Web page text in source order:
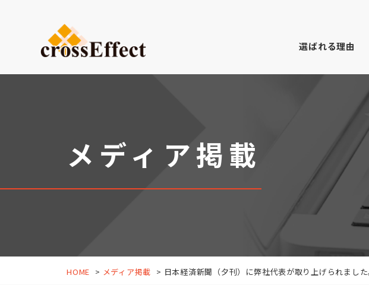
選ばれる理由
小ロット生産
医療系ものづくり・臓器モデル
(グループ会社：クロスメディカル)
試
光
メディア掲載
HOME メディア掲載 日本経済新聞（夕刊）に弊社代表が取り上げられました